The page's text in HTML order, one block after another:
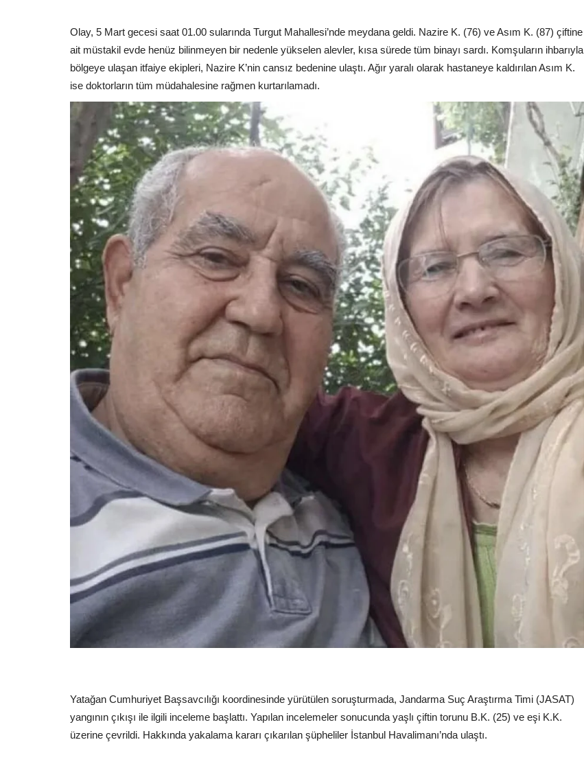
Olay, 5 Mart gecesi saat 01.00 sularında Turgut Mahallesi’nde meydana geldi. Nazire K. (76) ve Asım K. (87) çiftine
ait müstakil evde henüz bilinmeyen bir nedenle yükselen alevler, kısa sürede tüm binayı sardı. Komşuların ihbarıyla
bölgeye ulaşan itfaiye ekipleri, Nazire K’nin cansız bedenine ulaştı. Ağır yaralı olarak hastaneye kaldırılan Asım K.
ise doktorların tüm müdahalesine rağmen kurtarılamadı.
Yatağan Cumhuriyet Başsavcılığı koordinesinde yürütülen soruşturmada, Jandarma Suç Araştırma Timi (JASAT)
yangının çıkışı ile ilgili inceleme başlattı. Yapılan incelemeler sonucunda yaşlı çiftin torunu B.K. (25) ve eşi K.K.
üzerine çevrildi. Hakkında yakalama kararı çıkarılan şüpheliler İstanbul Havalimanı’nda ulaştı.